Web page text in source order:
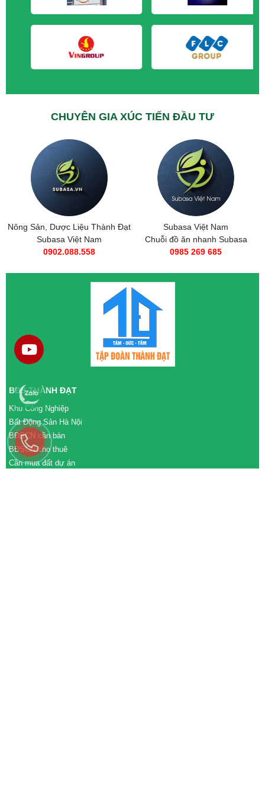
M&A CẦN MUA tại Quảng Ninh
CHUYÊN GIA XÚC TIẾN ĐẦU TƯ
Nông Sản, Dược Liệu Thành Đạt
Subasa Việt Nam
0902.088.558
Subasa Việt Nam
Chuỗi đồ ăn nhanh Subasa
0985 269 685
BĐS THÀNH ĐẠT
Khu Công Nghiệp
Bất Động Sản Hà Nội
BĐSCN cần bán
BĐSCN cho thuê
Cần mua đất dự án